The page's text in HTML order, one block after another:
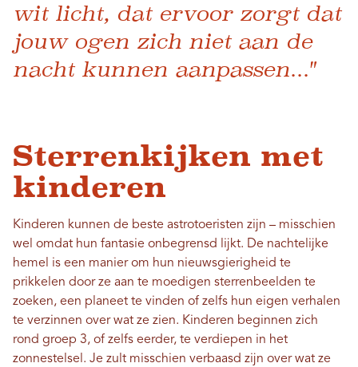
wit licht, dat ervoor zorgt dat
jouw ogen zich niet aan de
nacht kunnen aanpassen..."
Sterrenkijken met
kinderen
Kinderen kunnen de beste astrotoeristen zijn – misschien
wel omdat hun fantasie onbegrensd lijkt. De nachtelijke
hemel is een manier om hun nieuwsgierigheid te
prikkelen door ze aan te moedigen sterrenbeelden te
zoeken, een planeet te vinden of zelfs hun eigen verhalen
te verzinnen over wat ze zien. Kinderen beginnen zich
rond groep 3, of zelfs eerder, te verdiepen in het
zonnestelsel. Je zult misschien verbaasd zijn over wat ze